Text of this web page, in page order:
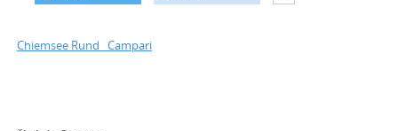
Chiemsee Rund _Campari